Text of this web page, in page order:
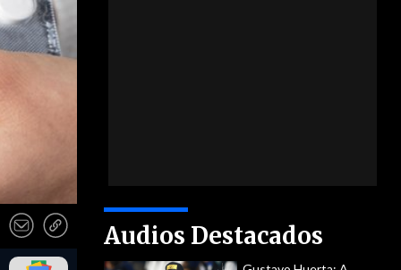
Audios Destacados